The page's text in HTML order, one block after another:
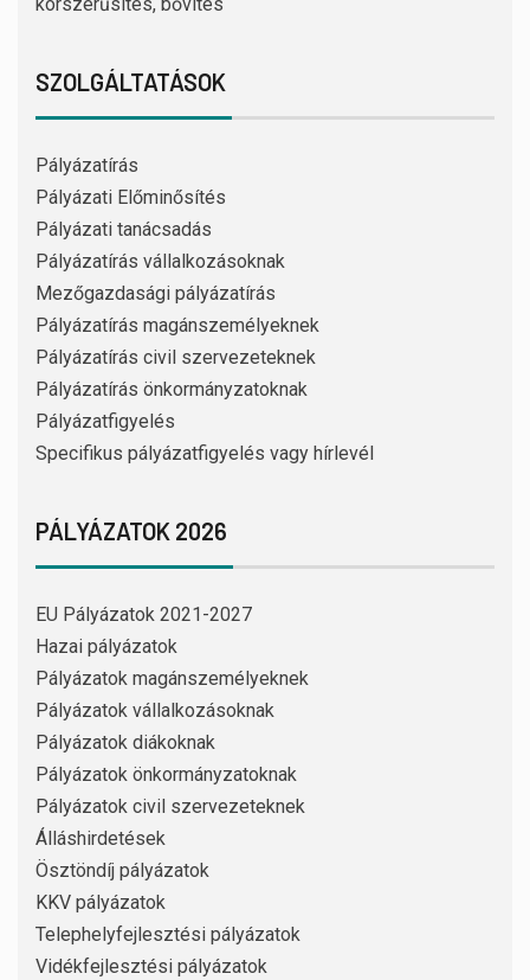
SZOLGÁLTATÁSOK
Pályázatírás
Pályázati Előminősítés
Pályázati tanácsadás
Pályázatírás vállalkozásoknak
Mezőgazdasági pályázatírás
Pályázatírás magánszemélyeknek
Pályázatírás civil szervezeteknek
Pályázatírás önkormányzatoknak
Pályázatfigyelés
Specifikus pályázatfigyelés vagy hírlevél
PÁLYÁZATOK 2026
EU Pályázatok 2021-2027
Hazai pályázatok
Pályázatok magánszemélyeknek
Pályázatok vállalkozásoknak
Pályázatok diákoknak
Pályázatok önkormányzatoknak
Pályázatok civil szervezeteknek
Álláshirdetések
Ösztöndíj pályázatok
KKV pályázatok
Telephelyfejlesztési pályázatok
Vidékfejlesztési pályázatok